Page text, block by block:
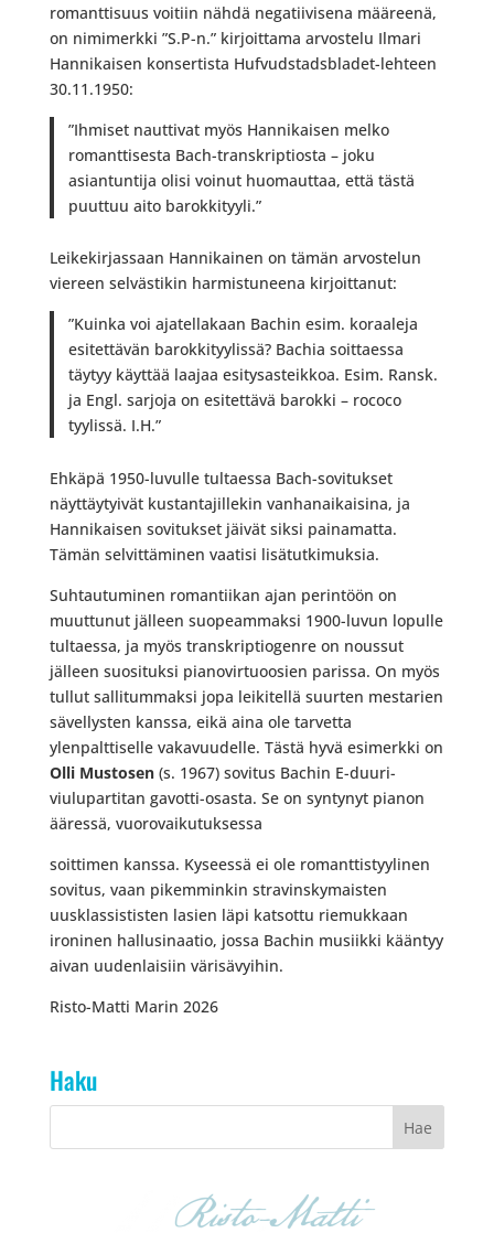
romanttisuus voitiin nähdä negatiivisena määreenä,
on nimimerkki ”S.P-n.” kirjoittama arvostelu Ilmari
Hannikaisen konsertista Hufvudstadsbladet-lehteen
30.11.1950:
”Ihmiset nauttivat myös Hannikaisen melko
romanttisesta Bach-transkriptiosta – joku
asiantuntija olisi voinut huomauttaa, että tästä
puuttuu aito barokkityyli.”
Leikekirjassaan Hannikainen on tämän arvostelun
viereen selvästikin harmistuneena kirjoittanut:
”Kuinka voi ajatellakaan Bachin esim. koraaleja
esitettävän barokkityylissä? Bachia soittaessa
täytyy käyttää laajaa esitysasteikkoa. Esim. Ransk.
ja Engl. sarjoja on esitettävä barokki – rococo
tyylissä. I.H.”
Ehkäpä 1950-luvulle tultaessa Bach-sovitukset
näyttäytyivät kustantajillekin vanhanaikaisina, ja
Hannikaisen sovitukset jäivät siksi painamatta.
Tämän selvittäminen vaatisi lisätutkimuksia.
Suhtautuminen romantiikan ajan perintöön on
muuttunut jälleen suopeammaksi 1900-luvun lopulle
tultaessa, ja myös transkriptiogenre on noussut
jälleen suosituksi pianovirtuoosien parissa. On myös
tullut sallitummaksi jopa leikitellä suurten mestarien
sävellysten kanssa, eikä aina ole tarvetta
ylenpalttiselle vakavuudelle. Tästä hyvä esimerkki on
Olli Mustosen (s. 1967) sovitus Bachin E-duuri-
viulupartitan gavotti-osasta. Se on syntynyt pianon
ääressä, vuorovaikutuksessa
soittimen kanssa. Kyseessä ei ole romanttistyylinen
sovitus, vaan pikemminkin stravinskymaisten
uusklassististen lasien läpi katsottu riemukkaan
ironinen hallusinaatio, jossa Bachin musiikki kääntyy
aivan uudenlaisiin värisävyihin.
Risto-Matti Marin 2026
Haku